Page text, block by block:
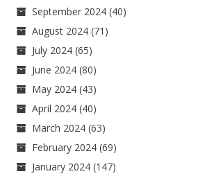
September 2024 (40)
August 2024 (71)
July 2024 (65)
June 2024 (80)
May 2024 (43)
April 2024 (40)
March 2024 (63)
February 2024 (69)
January 2024 (147)